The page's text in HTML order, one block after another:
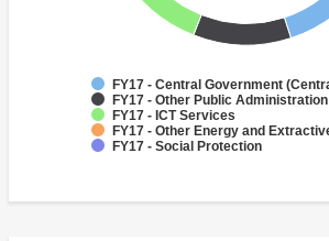
FY17 - Central Government
FY17 - Other Public Administration
FY17 - ICT Services
FY17 - Other Energy and
FY17 - Social Protection